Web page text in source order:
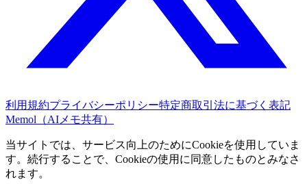
利用規約プライバシーポリシー特定商取引法に基づく表記
Memol（AIメモ共有）
当サイトでは、サービス向上のためにCookieを使用していま
す。続行することで、Cookieの使用に同意したものとみなさ
れます。